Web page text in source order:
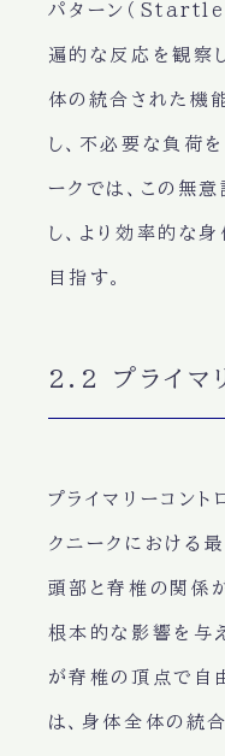
パターン（
遍的な反応を観察
体の統合された機
し、不必要な負荷
ークでは、この無
し、より効率的な
目指す。
2.2 プライマ
プライマリーコント
クニークにおける
頭部と脊椎の関係
根本的な影響を与
が脊椎の頂点で自
は、身体全体の統